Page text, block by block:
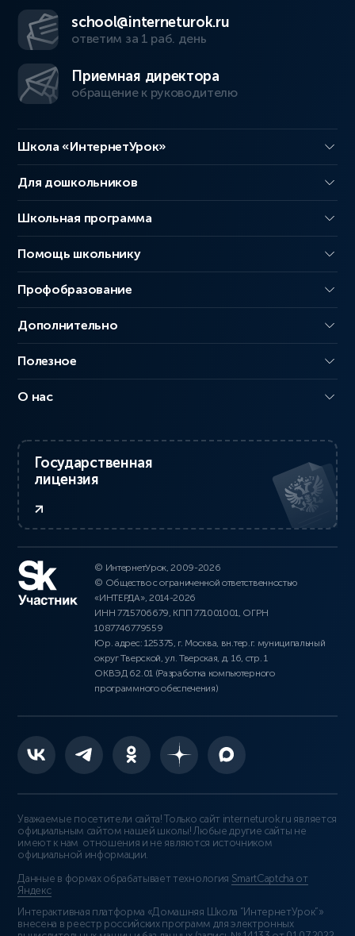
school@interneturok.ru
ответим за 1 раб. день
Приемная директора
обращение к руководителю
Школа «ИнтернетУрок»
Для дошкольников
Школьная программа
Помощь школьнику
Профобразование
Дополнительно
Полезное
О нас
Государственная
лицензия
© ИнтернетУрок, 2009-2026
© Общество с ограниченной ответственностью
«ИНТЕРДА», 2014-2026
ИНН 7715706679, КПП 771001001, ОГРН
1087746779559
Юр. адрес: 125375, г. Москва, вн.тер.г. муниципальный
округ Тверской, ул. Тверская, д. 16, стр. 1
ОКВЭД 62.01 (Разработка компьютерного
программного обеспечения)
Уважаемые посетители сайта! Только сайт interneturok.ru является
официальным сайтом нашей школы! Любые другие сайты не
имеют к нам отношения и не являются источником
официальной информации.
Данные в формах обрабатывает технология SmartCaptcha от
Яндекс
Интерактивная платформа «Домашняя Школа “ИнтернетУрок”»
внесена в реестр российских программ для электронных